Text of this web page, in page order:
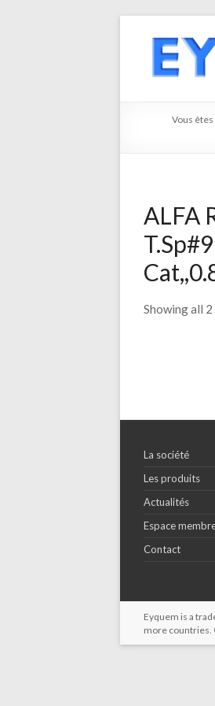
Vous êtes
ALFA
Showing all
La société
Les produits
Actualités
Espace
Contact
Eyquem is a
more